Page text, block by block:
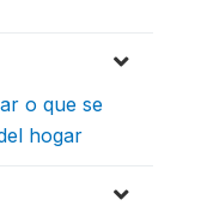
o que se
hogar